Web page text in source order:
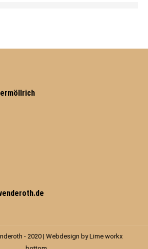
- 2020 | Webdesign byLime workx